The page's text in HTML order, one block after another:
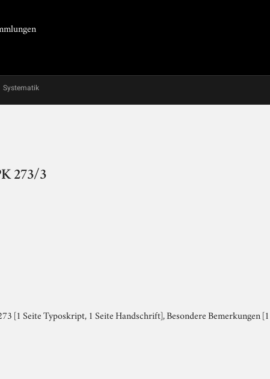
Systematik
273/3
[1 Seite Typoskript, 1 Seite Handschrift], Besondere Bemerkungen